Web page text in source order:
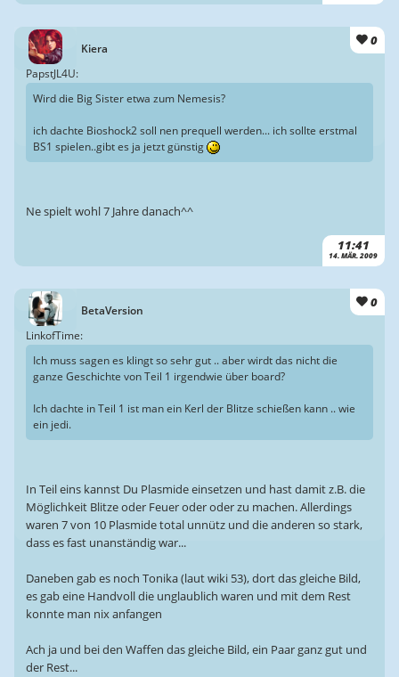
Kiera
0
11:41
14. MÄR. 2009
PapstJL4U:
Wird die Big Sister etwa zum Nemesis?
ich dachte Bioshock2 soll nen prequell werden... ich sollte erstmal
BS1 spielen..gibt es ja jetzt günstig
Ne spielt wohl 7 Jahre danach^^
BetaVersion
0
LinkofTime:
Ich muss sagen es klingt so sehr gut .. aber wirdt das nicht die
ganze Geschichte von Teil 1 irgendwie über board?
Ich dachte in Teil 1 ist man ein Kerl der Blitze schießen kann .. wie
ein jedi.
In Teil eins kannst Du Plasmide einsetzen und hast damit z.B. die
Möglichkeit Blitze oder Feuer oder oder zu machen. Allerdings
waren 7 von 10 Plasmide total unnütz und die anderen so stark,
dass es fast unanständig war...
Daneben gab es noch Tonika (laut wiki 53), dort das gleiche Bild,
es gab eine Handvoll die unglaublich waren und mit dem Rest
konnte man nix anfangen
Ach ja und bei den Waffen das gleiche Bild, ein Paar ganz gut und
der Rest...